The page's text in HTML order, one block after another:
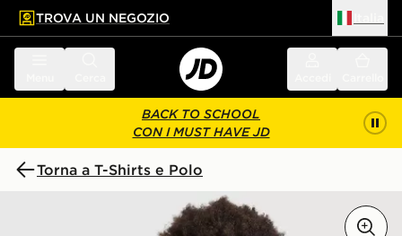
principale
a fondo pagina
TROVA UN NEGOZIO
BACK TO SCHOOL
CON I MUST HAVE JD
Torna a T-Shirts e Polo